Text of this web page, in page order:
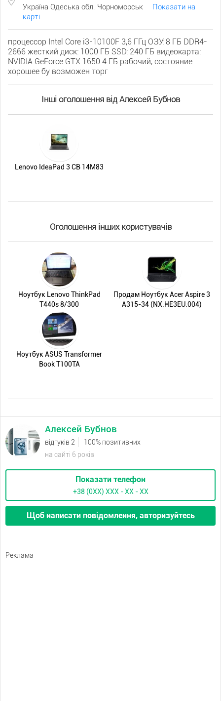
Україна Одеська обл. Чорноморськ
Показати на
карті
процессор Intel Core i3-10100F 3,6 ГГц ОЗУ: 8 ГБ DDR4-
2666 жесткий диск: 1000 ГБ SSD: 240 ГБ видеокарта:
NVIDIA GeForce GTX 1650 4 ГБ рабочий, состояние
хорошее бу возможен торг
Інші оголошення від Алексей Бубнов
Lenovo IdeaPad 3 CB 14M83
Оголошення інших користувачів
Ноутбук Lenovo ThinkPad
T440s 8/300
Продам Ноутбук Acer Aspire 3
A315-34 (NX.HE3EU.004)
Ноутбук ASUS Transformer
Book T100TA
Алексей Бубнов
відгуків 2
100% позитивних
на сайті 6 років
Показати телефон
+38 (0XX) ХХХ - ХХ - ХХ
Щоб написати повідомлення, авторизуйтесь
Реклама